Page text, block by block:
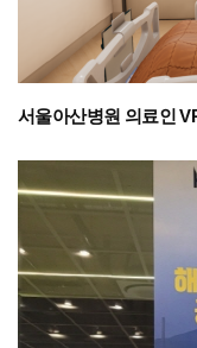
서울아산병원 의료인